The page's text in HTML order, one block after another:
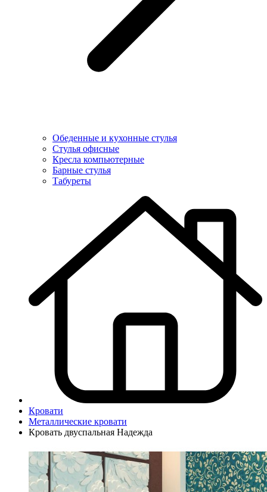
Обеденные и кухонные стулья
Стулья офисные
Кресла компьютерные
Барные стулья
Табуреты
Кровати
Металлические кровати
Кровать двуспальная Надежда